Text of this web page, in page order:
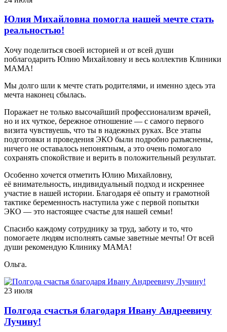
Юлия Михайловна помогла нашей мечте стать
реальностью!
Хочу поделиться своей историей и от всей души
поблагодарить Юлию Михайловну и весь коллектив Клиники
МАМА!
Мы долго шли к мечте стать родителями, и именно здесь эта
мечта наконец сбылась.
Поражает не только высочайший профессионализм врачей,
но и их чуткое, бережное отношение — с самого первого
визита чувствуешь, что ты в надежных руках. Все этапы
подготовки и проведения ЭКО были подробно разъяснены,
ничего не оставалось непонятным, а это очень помогало
сохранять спокойствие и верить в положительный результат.
Особенно хочется отметить Юлию Михайловну,
её внимательность, индивидуальный подход и искреннее
участие в нашей истории. Благодаря её опыту и грамотной
тактике беременность наступила уже с первой попытки
ЭКО — это настоящее счастье для нашей семьи!
Спасибо каждому сотруднику за труд, заботу и то, что
помогаете людям исполнять самые заветные мечты! От всей
души рекомендую Клинику МАМА!
Ольга.
23 июля
Полгода счастья благодаря Ивану Андреевичу
Лучину!